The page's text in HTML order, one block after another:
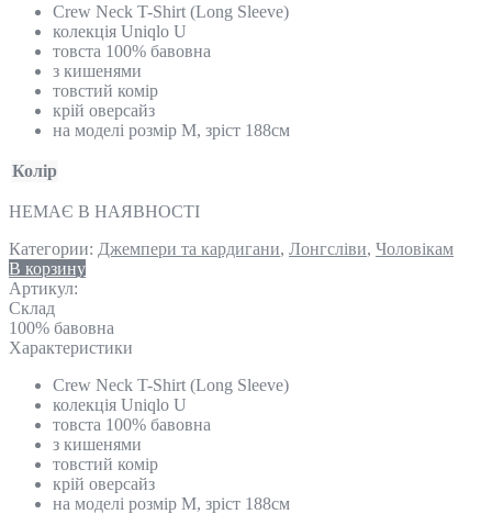
Crew Neck T-Shirt (Long Sleeve)
колекція Uniqlo U
товста 100% бавовна
з кишенями
товстий комір
крій оверсайз
на моделі розмір М, зріст 188см
Колір
НЕМАЄ В НАЯВНОСТІ
Категории: Джемпери та кардигани, Лонгсліви, Чоловікам
В корзину
Артикул:
Склад
100% бавовна
Характеристики
Crew Neck T-Shirt (Long Sleeve)
колекція Uniqlo U
товста 100% бавовна
з кишенями
товстий комір
крій оверсайз
на моделі розмір М, зріст 188см